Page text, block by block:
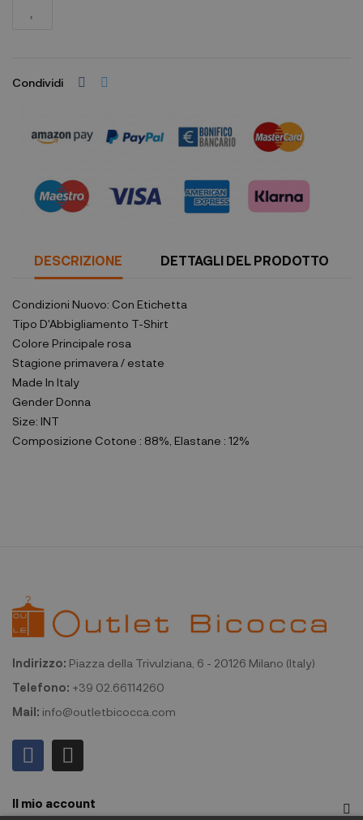
Condividi
DESCRIZIONE DETTAGLI DEL PRODOTTO
Condizioni Nuovo: Con Etichetta
Tipo D'Abbigliamento T-Shirt
Colore Principale rosa
Stagione primavera / estate
Made In Italy
Gender Donna
Size: INT
Composizione Cotone : 88%, Elastane : 12%
Indirizzo: Piazza della Trivulziana, 6 - 20126 Milano (Italy)
Telefono: +39 02.66114260
Mail: info@outletbicocca.com
Il mio account